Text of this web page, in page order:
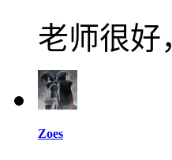
老师很好
Zoes